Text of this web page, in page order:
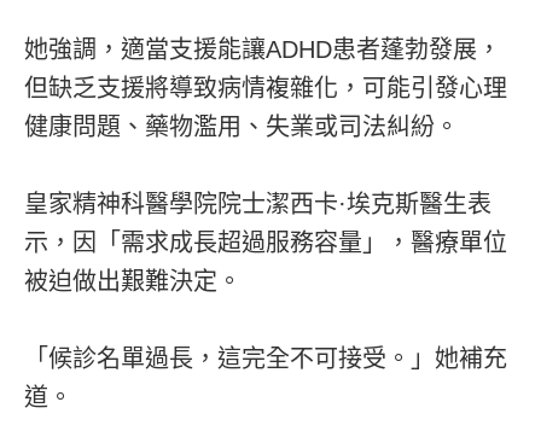
她強調，適當支援能讓ADHD患者蓬勃發展，
但缺乏支援將導致病情複雜化，可能引發心理
健康問題、藥物濫用、失業或司法糾紛。
皇家精神科醫學院院士潔西卡·埃克斯醫生表
示，因「需求成長超過服務容量」，醫療單位
被迫做出艱難決定。
「候診名單過長，這完全不可接受。」她補充
道。